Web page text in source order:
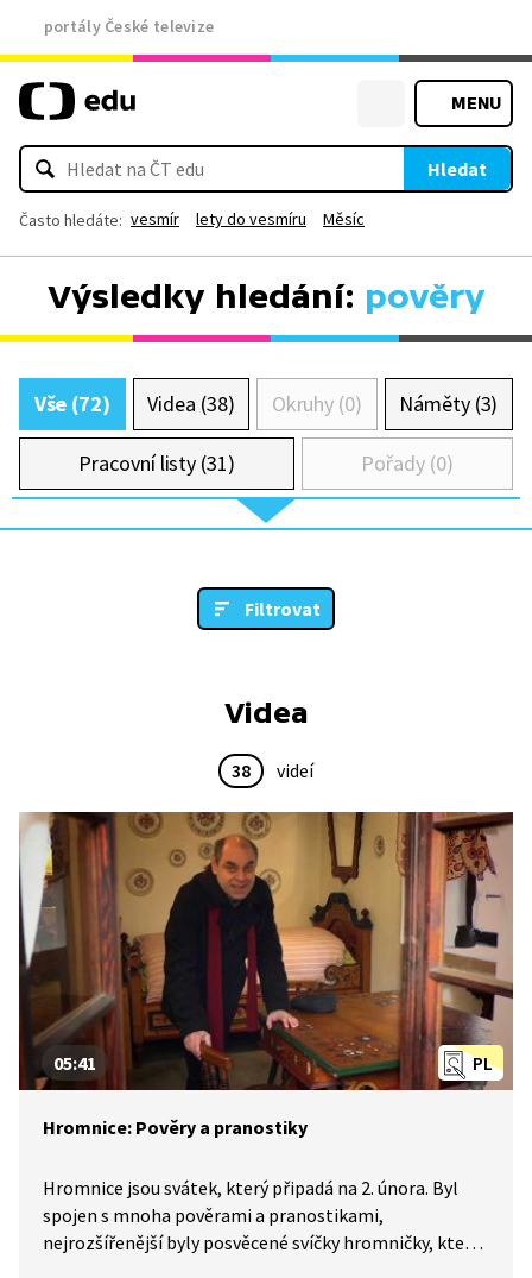
portály České televize
MENU
Hledat
Často hledáte: vesmír lety do vesmíru Měsíc
Výsledky hledání: pověry
Vše (72) Videa (38) Okruhy (0) Náměty (3)
Pracovní listy (31) Pořady (0)
Filtrovat
Videa
38 videí
PL
05:41
Hromnice: Pověry a pranostiky
Hromnice jsou svátek, který připadá na 2. února. Byl
spojen s mnoha pověrami a pranostikami,
nejrozšířenější byly posvěcené svíčky hromničky, které